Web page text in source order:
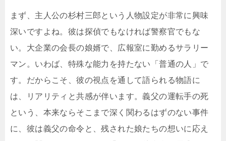
まず、主人公の杉村三郎という人物設定が非常に興味
深いですよね。彼は探偵でもなければ警察官でもな
い。大企業の会長の娘婿で、広報室に勤めるサラリー
マン。いわば、特殊な能力を持たない「普通の人」で
す。だからこそ、彼の視点を通して語られる物語に
は、リアリティと共感が伴います。義父の運転手の死
という、本来ならそこまで深く関わるはずのない事件
に、彼は義父の命令と、残された娘たちの想いに応え